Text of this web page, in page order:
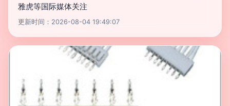
雅虎等国际媒体关注
更新时间：2026-08-04 19:49:07